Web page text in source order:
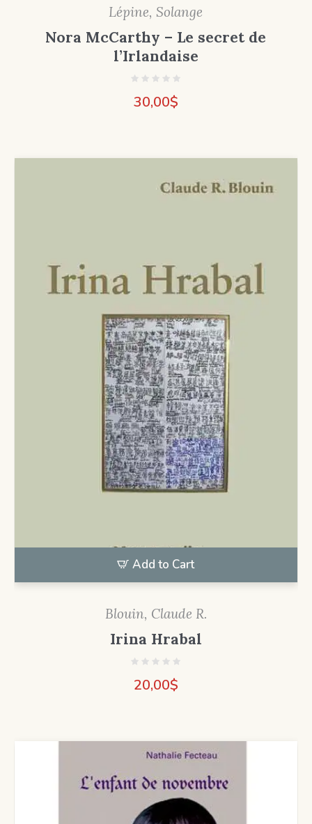
Lépine, Solange
Nora McCarthy – Le secret de
l’Irlandaise
30,00$
Add to Cart
Blouin, Claude R.
Irina Hrabal
20,00$